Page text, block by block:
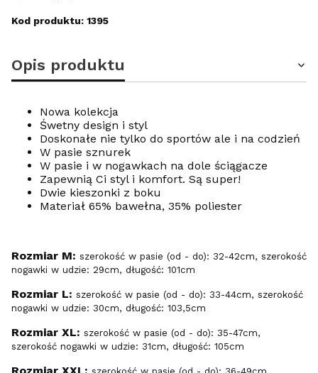
Kod produktu: 1395
Opis produktu
Nowa kolekcja
Śwetny design i styl
Doskonałe nie tylko do sportów ale i na codzień
W pasie sznurek
W pasie i w nogawkach na dole ściągacze
Zapewnią Ci styl i komfort. Są super!
Dwie kieszonki z boku
Materiał 65% bawełna, 35% poliester
Rozmiar M: szerokość w pasie (od - do): 32-42cm, szerokość
nogawki w udzie: 29cm, długość: 101cm
Rozmiar L: szerokość w pasie (od - do): 33-44cm, szerokość
nogawki w udzie: 30cm, długość: 103,5cm
Rozmiar XL: szerokość w pasie (od - do): 35-47cm,
szerokość nogawki w udzie: 31cm, długość: 105cm